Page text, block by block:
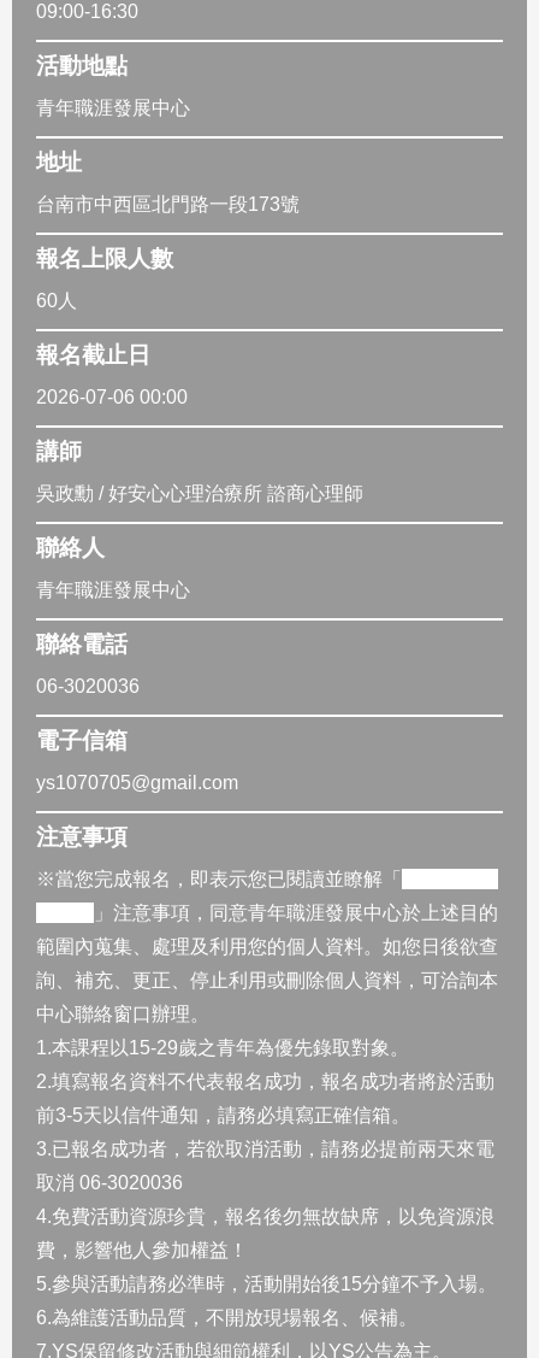
09:00-16:30
活動地點
青年職涯發展中心
地址
台南市中西區北門路一段173號
報名上限人數
60人
報名截止日
2026-07-06 00:00
講師
吳政勳 / 好安心心理治療所 諮商心理師
聯絡人
青年職涯發展中心
聯絡電話
06-3020036
電子信箱
ys1070705@gmail.com
注意事項
※當您完成報名，即表示您已閱讀並瞭解「
」注意事項，同意青年職涯發展中心於上述目的
範圍內蒐集、處理及利用您的個人資料。如您日後欲查
詢、補充、更正、停止利用或刪除個人資料，可洽詢本
中心聯絡窗口辦理。
1.本課程以15-29歲之青年為優先錄取對象。
2.填寫報名資料不代表報名成功，報名成功者將於活動
前3-5天以信件通知，請務必填寫正確信箱。
3.已報名成功者，若欲取消活動，請務必提前兩天來電
取消 06-3020036
4.免費活動資源珍貴，報名後勿無故缺席，以免資源浪
費，影響他人參加權益！
5.參與活動請務必準時，活動開始後15分鐘不予入場。
6.為維護活動品質，不開放現場報名、候補。
7.YS保留修改活動與細節權利，以YS公告為主。